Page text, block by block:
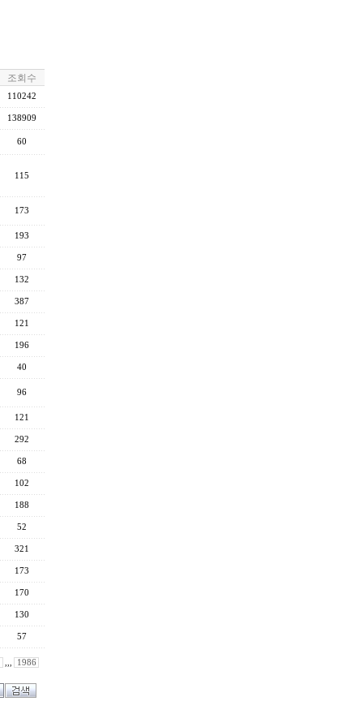
조회수
110242
138909
60
115
173
193
97
132
387
121
196
40
96
121
292
68
102
188
52
321
173
170
130
57
,,, 1986